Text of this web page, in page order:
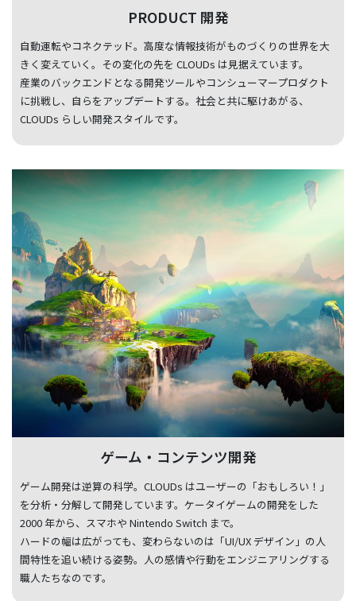
PRODUCT 開発
自動運転やコネクテッド。高度な情報技術がものづくりの世界を大
きく変えていく。その変化の先を CLOUDs は見据えています。
産業のバックエンドとなる開発ツールやコンシューマープロダクト
に挑戦し、自らをアップデートする。社会と共に駆けあがる、
CLOUDs らしい開発スタイルです。
ゲーム・コンテンツ開発
ゲーム開発は逆算の科学。CLOUDs はユーザーの「おもしろい！」
を分析・分解して開発しています。ケータイゲームの開発をした
2000 年から、スマホや Nintendo Switch まで。
ハードの幅は広がっても、変わらないのは「UI/UX デザイン」の人
間特性を追い続ける姿勢。人の感情や行動をエンジニアリングする
職人たちなのです。